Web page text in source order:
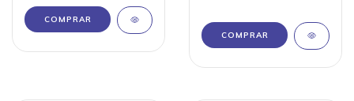
COMPRAR
COMPRAR